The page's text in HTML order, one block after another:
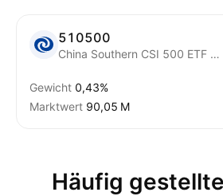
510500
China Southern CSI 500 ETF Fund
Gewicht 0,43%
Marktwert ‪90,05 M‬
Häufig